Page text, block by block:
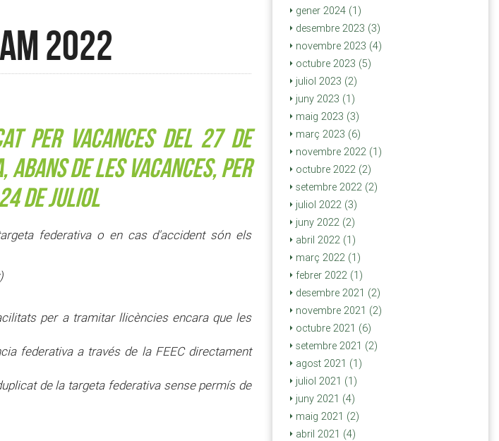
2022
per vacances del 27 de
, abans de les vacances,per
de juliol
federativa o en cas d'accident són els
per a tramitar llicències encara que les
federativa a través de la FEEC directament
de la targeta federativa sense permís de
gener 2024 (1)
desembre 2023 (3)
novembre 2023 (4)
octubre 2023 (5)
juliol 2023 (2)
juny 2023 (1)
maig 2023 (3)
març 2023 (6)
novembre 2022 (1)
octubre 2022 (2)
setembre 2022 (2)
juliol 2022 (3)
juny 2022 (2)
abril 2022 (1)
març 2022 (1)
febrer 2022 (1)
desembre 2021 (2)
novembre 2021 (2)
octubre 2021 (6)
setembre 2021 (2)
agost 2021 (1)
juliol 2021 (1)
juny 2021 (4)
maig 2021 (2)
abril 2021 (4)